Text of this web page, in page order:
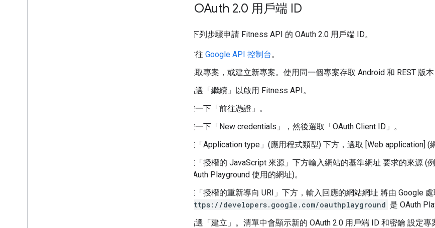
要求 OAuth 2.0 用戶端 ID
請按照下列步驟申請 Fitness API 的 OAuth 2.0 用戶端 ID。
前往 Google API 控制台。
選取專案，或建立新專案。使用同一個專案存取 Android 和 REST 版本
點選「繼續」 以啟用 Fitness API。
按一下「前往憑證」 。
按一下「New credentials」
，然後選取「OAuth Client ID」 。
在「Application type」(應用程式類型) 下方，選取 [Web application] (
在「授權的 JavaScript 來源」 下方輸入網站的基準網址 要求的來源 (
OAuth Playground 使用的網址)。
在「授權的重新導向 URI」 下方，輸入回應的網站網址 將由 Google
https://developers.google.com/oauthplayground 是 OAuth
點選「建立」 。清單中會顯示新的 OAuth 2.0 用戶端 ID 和密鑰 設定